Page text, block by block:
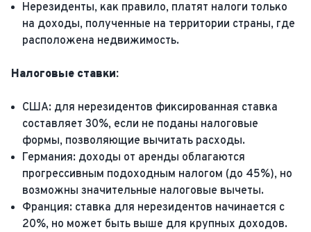
Нерезиденты, как правило, платят налоги только
на доходы, полученные на территории страны, где
расположена недвижимость.
Налоговые ставки:
США: для нерезидентов фиксированная ставка
составляет 30%, если не поданы налоговые
формы, позволяющие вычитать расходы.
Германия: доходы от аренды облагаются
прогрессивным подоходным налогом (до 45%), но
возможны значительные налоговые вычеты.
Франция: ставка для нерезидентов начинается с
20%, но может быть выше для крупных доходов.